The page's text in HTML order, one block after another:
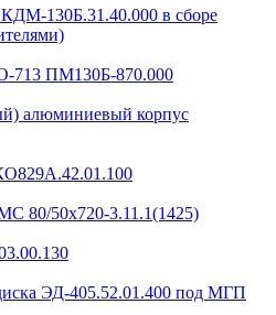
130Б.31.40.000 в сборе
713 ПМ130Б-870.000
алюминиевый корпус
80/50х720-3.11.1(1425)
ЭД-405.52.01.400 под МГП